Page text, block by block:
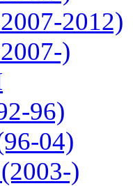
2012)
)
96)
04)
)